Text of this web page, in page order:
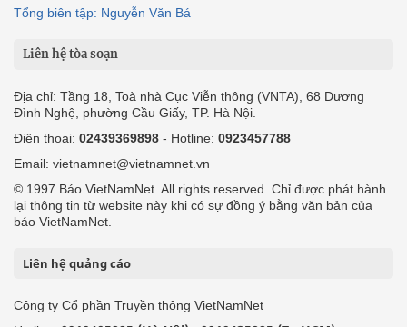
Tổng biên tập: Nguyễn Văn Bá
Liên hệ tòa soạn
Địa chỉ: Tầng 18, Toà nhà Cục Viễn thông (VNTA), 68 Dương
Đình Nghệ, phường Cầu Giấy, TP. Hà Nội.
Điện thoại: 02439369898 - Hotline: 0923457788
Email: vietnamnet@vietnamnet.vn
© 1997 Báo VietNamNet. All rights reserved. Chỉ được phát hành
lại thông tin từ website này khi có sự đồng ý bằng văn bản của
báo VietNamNet.
Liên hệ quảng cáo
Công ty Cổ phần Truyền thông VietNamNet